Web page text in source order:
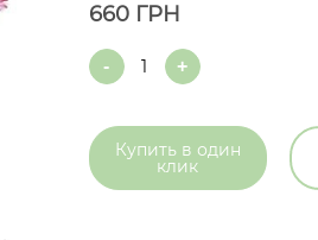
660 ГРН
Quantity
Купить в один
клик